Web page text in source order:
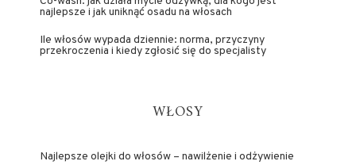
najlepsze i jak uniknąć osadu na włosach
Ile włosów wypada dziennie: norma, przyczyny
przekroczenia i kiedy zgłosić się do specjalisty
WŁOSY
Najlepsze olejki do włosów – nawilżenie i odżywienie